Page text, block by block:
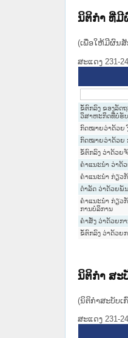
ນິຕິກໍາ ທີ່ມີ
(ເພື່ອໃຫ້ມີຜົນ
ສະແດງ 231-
ຂໍ້ຕົກລົງ ຂອງລັດ
ວິສາຫະກິດທີ່ບໍ່ຮັ
ກົດໝາຍວ່າດ້ວຍ
ກົດໝາຍວ່າດ້ວຍ
ຂໍ້ຕົກລົງ ວ່າດ້ວຍ
ຄຳແນະນຳ ວ່າດ້
ຄຳແນະນຳ ກ່ຽວ
ດຳລັດ ວ່າດ້ວຍພັ
ຄຳແນະນຳ ກ່ຽວ
ການບໍລິການ
ຄຳສັ່ງ ວ່າດ້ວຍກ
ຂໍ້ຕົກລົງ ວ່າດ້ວຍ
ນິຕິກໍາ ສະ
(ນິຕິກໍາສະບັບເ
ສະແດງ 231-